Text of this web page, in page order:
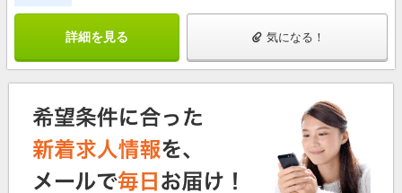
詳細を見る 気になる！